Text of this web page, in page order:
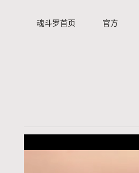
魂斗罗首页 官方